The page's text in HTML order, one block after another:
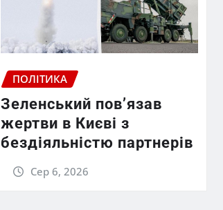
ПОЛІТИКА
Зеленський пов’язав
жертви в Києві з
бездіяльністю партнерів
Сер 6, 2026